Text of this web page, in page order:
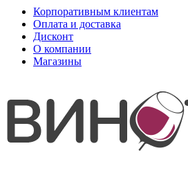
Корпоративным клиентам
Оплата и доставка
Дисконт
О компании
Магазины